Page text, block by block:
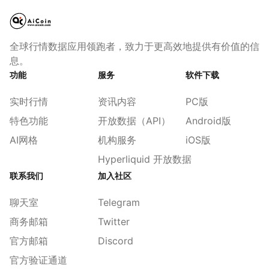
全球行情数据应用领跑者，致力于更高效地提供有价值的信
息。
功能
实时行情
特色功能
AI网格
服务
资讯内容
开放数据（API）
机构服务
Hyperliquid 开放数据
软件下载
PC版
Android版
iOS版
联系我们
聊天室
商务邮箱
官方邮箱
官方验证通道
加入社区
Telegram
Twitter
Discord